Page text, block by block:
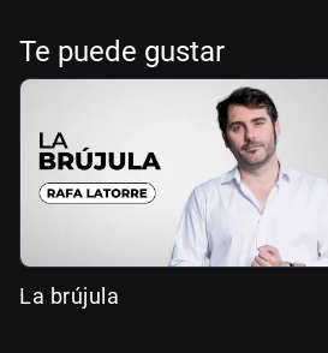
Te puede gustar
La brújula